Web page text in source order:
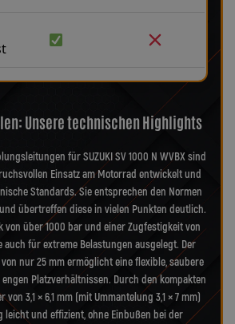
Unsere technischen Highlights
für SUZUKI SV 1000 N WVBX sind
Einsatz am Motorrad entwickelt und
Standards. Sie entsprechen den Normen
und übertreffen diese in vielen Punkten deutlich.
von über 1000 bar und einer Zugfestigkeit von
auch für extreme Belastungen ausgelegt. Der
nur 25 mm ermöglicht eine flexible, saubere
Platzverhältnissen. Durch den kompakten
3,1 × 6,1 mm (mit Ummantelung 3,1 × 7 mm)
leicht und effizient, ohne Einbußen bei der